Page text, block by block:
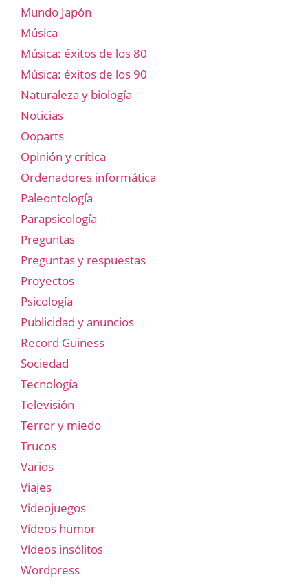
Mundo Japón
Música
Música: éxitos de los 80
Música: éxitos de los 90
Naturaleza y biología
Noticias
Ooparts
Opinión y crítica
Ordenadores informática
Paleontología
Parapsicología
Preguntas
Preguntas y respuestas
Proyectos
Psicología
Publicidad y anuncios
Record Guiness
Sociedad
Tecnología
Televisión
Terror y miedo
Trucos
Varios
Viajes
Videojuegos
Vídeos humor
Vídeos insólitos
Wordpress